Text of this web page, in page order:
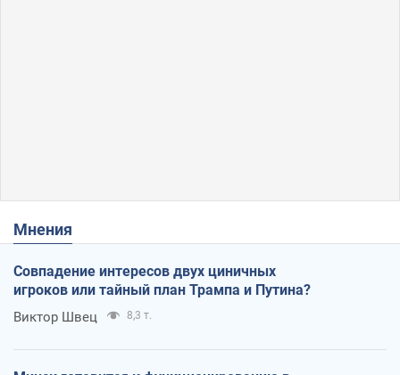
Мнения
Совпадение интересов двух циничных
игроков или тайный план Трампа и Путина?
Виктор Швец 8,3 т.